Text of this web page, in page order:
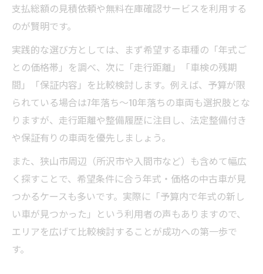
支払総額の見積依頼や無料在庫確認サービスを利用する
のが賢明です。
実践的な選び方としては、まず希望する車種の「年式ご
との価格帯」を調べ、次に「走行距離」「車検の残期
間」「保証内容」を比較検討します。例えば、予算が限
られている場合は7年落ち〜10年落ちの車両も選択肢とな
りますが、走行距離や整備履歴に注目し、法定整備付き
や保証有りの車両を優先しましょう。
また、狭山市周辺（所沢市や入間市など）も含めて幅広
く探すことで、希望条件に合う年式・価格の中古車が見
つかるケースも多いです。実際に「予算内で年式の新し
い車が見つかった」という利用者の声もありますので、
エリアを広げて比較検討することが成功への第一歩で
す。